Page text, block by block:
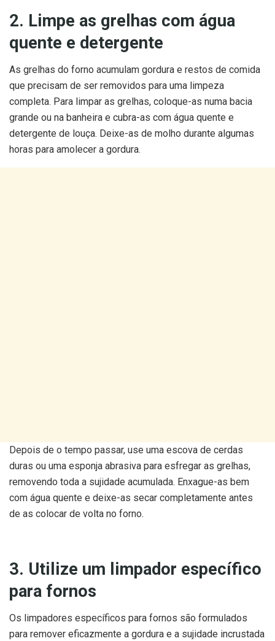
2. Limpe as grelhas com água
quente e detergente
As grelhas do forno acumulam gordura e restos de comida
que precisam de ser removidos para uma limpeza
completa. Para limpar as grelhas, coloque-as numa bacia
grande ou na banheira e cubra-as com água quente e
detergente de louça. Deixe-as de molho durante algumas
horas para amolecer a gordura.
Depois de o tempo passar, use uma escova de cerdas
duras ou uma esponja abrasiva para esfregar as grelhas,
removendo toda a sujidade acumulada. Enxague-as bem
com água quente e deixe-as secar completamente antes
de as colocar de volta no forno.
3. Utilize um limpador específico
para fornos
Os limpadores específicos para fornos são formulados
para remover eficazmente a gordura e a sujidade incrustada